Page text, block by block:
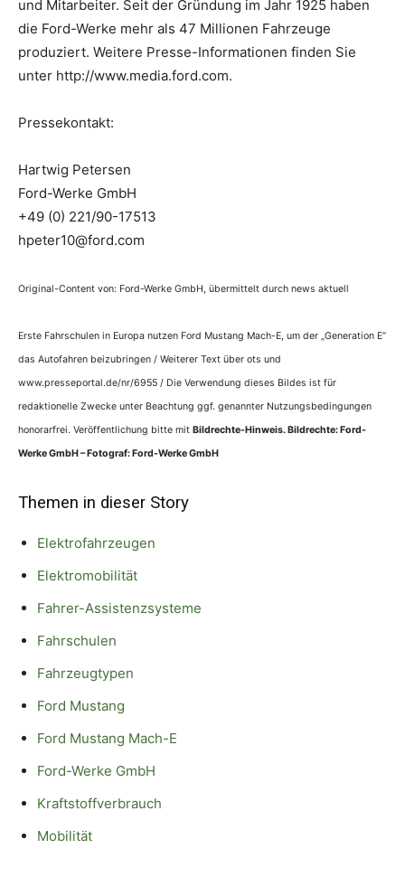
und Mitarbeiter. Seit der Gründung im Jahr 1925 haben
die Ford-Werke mehr als 47 Millionen Fahrzeuge
produziert. Weitere Presse-Informationen finden Sie
unter http://www.media.ford.com.
Pressekontakt:
Hartwig Petersen
Ford-Werke GmbH
+49 (0) 221/90-17513
hpeter10@ford.com
Original-Content von: Ford-Werke GmbH, übermittelt durch news aktuell
Erste Fahrschulen in Europa nutzen Ford Mustang Mach-E, um der „Generation E“
das Autofahren beizubringen / Weiterer Text über ots und
www.presseportal.de/nr/6955 / Die Verwendung dieses Bildes ist für
redaktionelle Zwecke unter Beachtung ggf. genannter Nutzungsbedingungen
honorarfrei. Veröffentlichung bitte mit Bildrechte-Hinweis. Bildrechte: Ford-
Werke GmbH – Fotograf: Ford-Werke GmbH
Themen in dieser Story
Elektrofahrzeugen
Elektromobilität
Fahrer-Assistenzsysteme
Fahrschulen
Fahrzeugtypen
Ford Mustang
Ford Mustang Mach-E
Ford-Werke GmbH
Kraftstoffverbrauch
Mobilität